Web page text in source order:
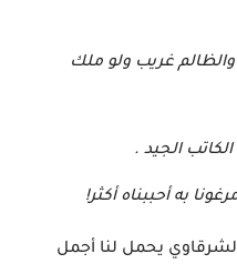
غريب ولو ملك
الجيد .
به أحببناه أكثر!
يحمل لنا أجمل